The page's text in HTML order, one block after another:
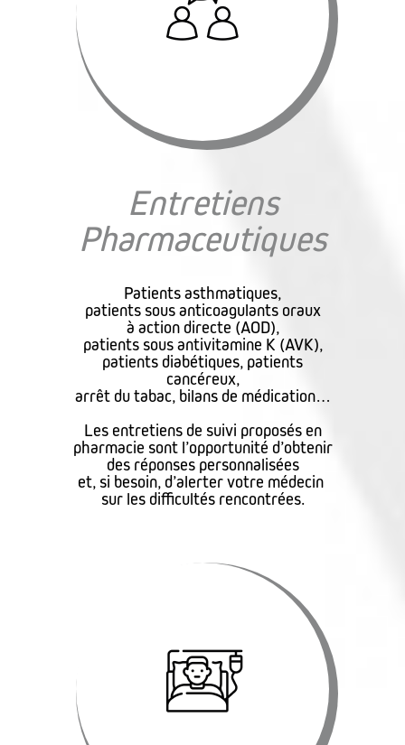
Entretiens
Pharmaceutiques
Patients asthmatiques,
patients sous anticoagulants oraux
à action directe (AOD),
patients sous antivitamine K (AVK),
patients diabétiques, patients
cancéreux,
arrêt du tabac, bilans de médication…
Les entretiens de suivi proposés en
pharmacie sont l’opportunité d’obtenir
des réponses personnalisées
et, si besoin, d’alerter votre médecin
sur les difficultés rencontrées.